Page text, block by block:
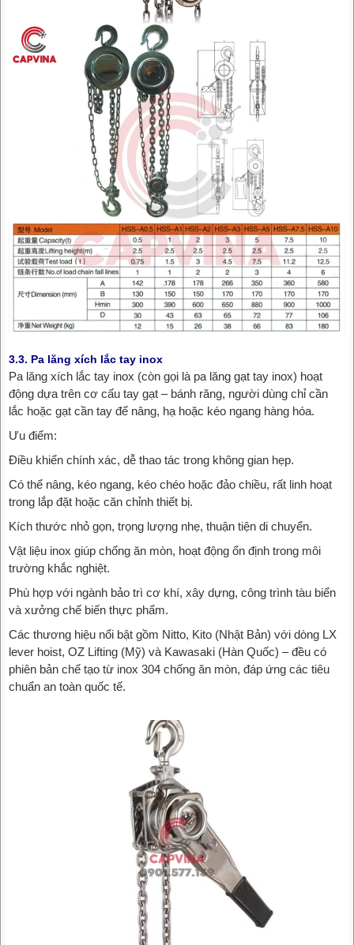
3.3. Pa lăng xích lắc tay inox
Pa lăng xích lắc tay inox (còn gọi là pa lăng gạt tay inox) hoạt
động dựa trên cơ cấu tay gạt – bánh răng, người dùng chỉ cần
lắc hoặc gạt cần tay để nâng, hạ hoặc kéo ngang hàng hóa.
Ưu điểm:
Điều khiển chính xác, dễ thao tác trong không gian hẹp.
Có thể nâng, kéo ngang, kéo chéo hoặc đảo chiều, rất linh hoạt
trong lắp đặt hoặc căn chỉnh thiết bị.
Kích thước nhỏ gọn, trọng lượng nhẹ, thuận tiện di chuyển.
Vật liệu inox giúp chống ăn mòn, hoạt động ổn định trong môi
trường khắc nghiệt.
Phù hợp với ngành bảo trì cơ khí, xây dựng, công trình tàu biển
và xưởng chế biến thực phẩm.
Các thương hiệu nổi bật gồm Nitto, Kito (Nhật Bản) với dòng LX
lever hoist, OZ Lifting (Mỹ) và Kawasaki (Hàn Quốc) – đều có
phiên bản chế tạo từ inox 304 chống ăn mòn, đáp ứng các tiêu
chuẩn an toàn quốc tế.